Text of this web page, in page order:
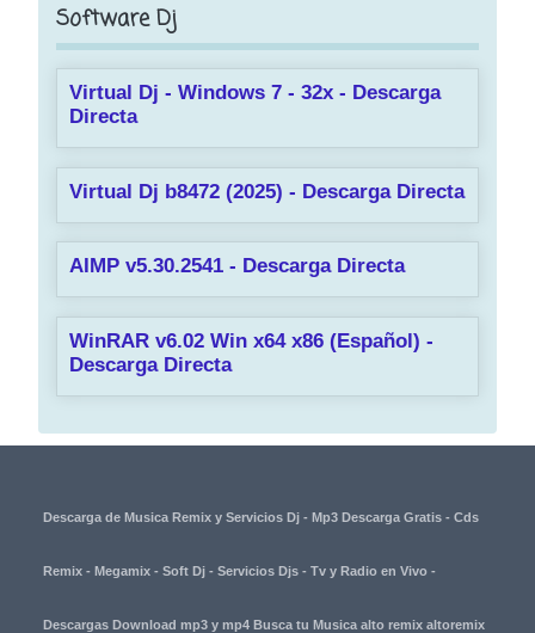
Software Dj
Virtual Dj - Windows 7 - 32x - Descarga
Directa
Virtual Dj b8472 (2025) - Descarga Directa
AIMP v5.30.2541 - Descarga Directa
WinRAR v6.02 Win x64 x86 (Español) -
Descarga Directa
Descarga de Musica Remix y Servicios Dj - Mp3 Descarga Gratis - Cds
Remix - Megamix - Soft Dj - Servicios Djs - Tv y Radio en Vivo -
Descargas Download mp3 y mp4 Busca tu Musica alto remix altoremix